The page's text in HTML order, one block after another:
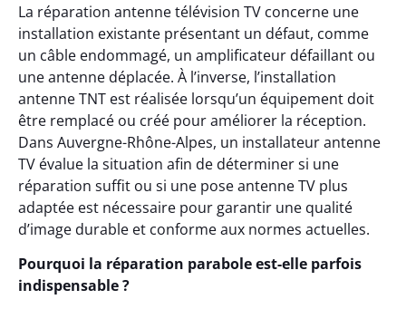
La réparation antenne télévision TV concerne une
installation existante présentant un défaut, comme
un câble endommagé, un amplificateur défaillant ou
une antenne déplacée. À l’inverse, l’installation
antenne TNT est réalisée lorsqu’un équipement doit
être remplacé ou créé pour améliorer la réception.
Dans Auvergne-Rhône-Alpes, un installateur antenne
TV évalue la situation afin de déterminer si une
réparation suffit ou si une pose antenne TV plus
adaptée est nécessaire pour garantir une qualité
d’image durable et conforme aux normes actuelles.
Pourquoi la réparation parabole est-elle parfois
indispensable ?